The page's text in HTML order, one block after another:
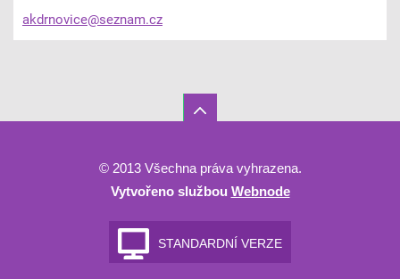
akdrnovice@seznam.cz
© 2013 Všechna práva vyhrazena.
Vytvořeno službou Webnode
STANDARDNÍ VERZE